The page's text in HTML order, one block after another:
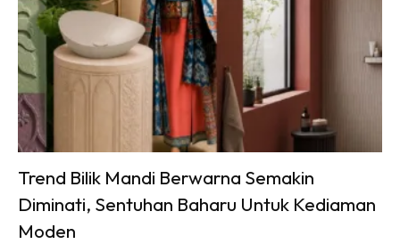
Umum mengetahui, bidang perniagaan perabot tempatan
bukan Bumiputera tetapi dengan keberadaan Puan Ella
dalam bidang perniagaan ini membuktikan bahawa kaum
Hawa juga mampu setanding dan berjaya dalam industri
Trend Bilik Mandi Berwarna Semakin
Diminati, Sentuhan Baharu Untuk Kediaman
Moden